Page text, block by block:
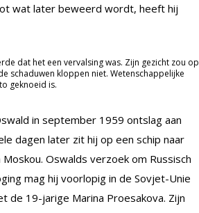
wat later beweerd wordt, heeft hij
dat het een vervalsing was. Zijn gezicht zou op
schaduwen kloppen niet. Wetenschappelijke
geknoeid is.
in september 1959 ontslag aan
dagen later zit hij op een schip naar
Oswalds verzoek om Russisch
mag hij voorlopig in de Sovjet-Unie
de 19-jarige Marina Proesakova. Zijn